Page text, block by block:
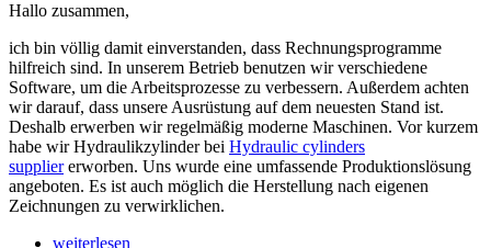
Hallo zusammen,
ich bin völlig damit einverstanden, dass Rechnungsprogramme
hilfreich sind. In unserem Betrieb benutzen wir verschiedene
Software, um die Arbeitsprozesse zu verbessern. Außerdem achten
wir darauf, dass unsere Ausrüstung auf dem neuesten Stand ist.
Deshalb erwerben wir regelmäßig moderne Maschinen. Vor kurzem
habe wir Hydraulikzylinder bei Hydraulic cylinders
suppliererworben. Uns wurde eine umfassende Produktionslösung
angeboten. Es ist auch möglich die Herstellung nach eigenen
Zeichnungen zu verwirklichen.
weiterlesen